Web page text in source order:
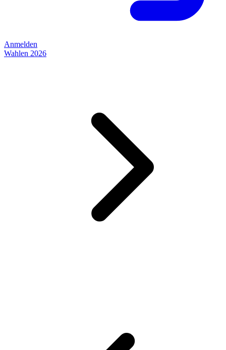
Anmelden
Wahlen 2026